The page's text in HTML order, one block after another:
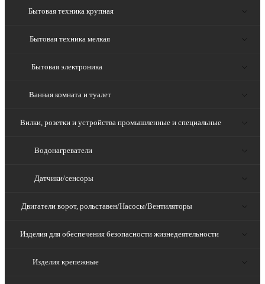
Бытовая техника крупная
Бытовая техника мелкая
Бытовая электроника
Ванная комната и туалет
Вилки, розетки и устройства промышленные и специальные
Водонагреватели
Датчики/сенсоры
Двигатели ворот, рольставен/Насосы/Вентиляторы
Изделия для обеспечения безопасности жизнедеятельности
Изделия крепежные